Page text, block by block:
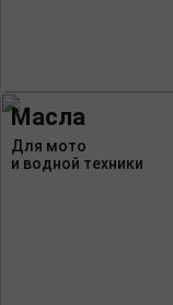
Масла
Для мото
и водной техники